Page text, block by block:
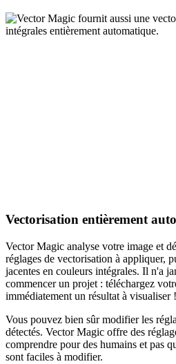
Vectorisation entièrement
Vector Magic analyse votre image et
réglages de vectorisation à appliquer,
jacentes en couleurs intégrales. Il n'a
commencer un projet : téléchargez
immédiatement un résultat à visualiser !
Vous pouvez bien sûr modifier les
détectés. Vector Magic offre des
comprendre pour des humains et pas
sont faciles à modifier.